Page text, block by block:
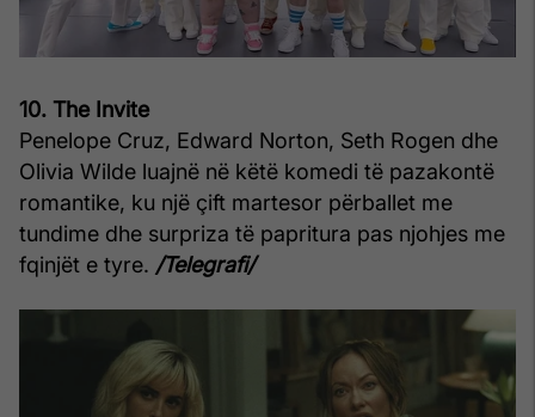
10. The Invite
Penelope Cruz, Edward Norton, Seth Rogen dhe
Olivia Wilde luajnë në këtë komedi të pazakontë
romantike, ku një çift martesor përballet me
tundime dhe surpriza të papritura pas njohjes me
fqinjët e tyre. /Telegrafi/